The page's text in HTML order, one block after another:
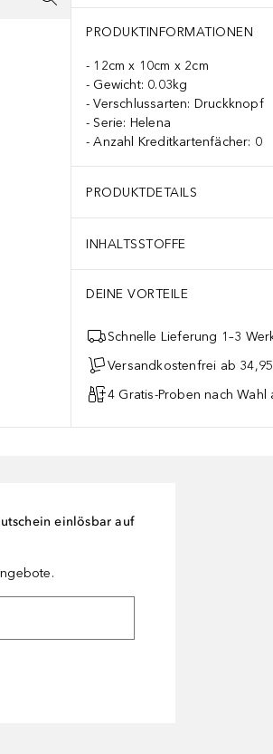
PRODUKTINFORMATIONEN
12cm x 10cm x 2cm
Gewicht: 0.03kg
Verschlussarten: Druckknopf
Serie: Helena
Anzahl Kreditkartenfächer: 0
PRODUKTDETAILS
INHALTSSTOFFE
DEINE VORTEILE
Schnelle Lieferung 1–3
Versandkostenfrei ab
4 Gratis-Proben nach Wahl
einlösbar auf